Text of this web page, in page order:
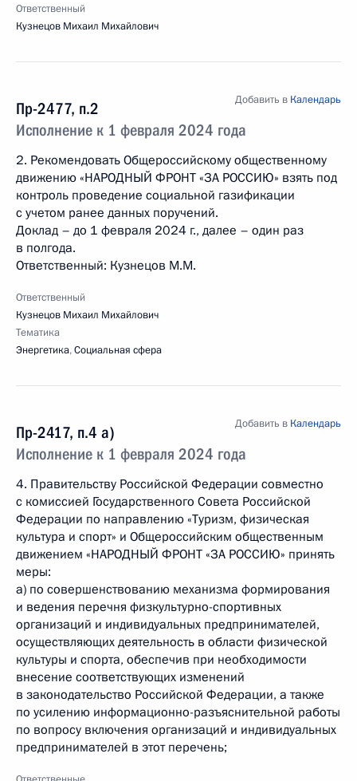
Ответственный
Кузнецов Михаил Михайлович
Пр-2477, п.2
Исполнение к 1 февраля 2024 года
Добавить в Календарь
2. Рекомендовать Общероссийскому общественному
движению «НАРОДНЫЙ ФРОНТ «ЗА РОССИЮ» взять под
контроль проведение социальной газификации
с учетом ранее данных поручений.
Доклад – до 1 февраля 2024 г., далее – один раз
в полгода.
Ответственный: Кузнецов М.М.
Ответственный
Кузнецов Михаил Михайлович
Тематика
Энергетика,Социальная сфера
Пр-2417, п.4 а)
Исполнение к 1 февраля 2024 года
Добавить в Календарь
4. Правительству Российской Федерации совместно
с комиссией Государственного Совета Российской
Федерации по направлению «Туризм, физическая
культура и спорт» и Общероссийским общественным
движением «НАРОДНЫЙ ФРОНТ «ЗА РОССИЮ» принять
меры:
а) по совершенствованию механизма формирования
и ведения перечня физкультурно-спортивных
организаций и индивидуальных предпринимателей,
осуществляющих деятельность в области физической
культуры и спорта, обеспечив при необходимости
внесение соответствующих изменений
в законодательство Российской Федерации, а также
по усилению информационно-разъяснительной работы
по вопросу включения организаций и индивидуальных
предпринимателей в этот перечень;